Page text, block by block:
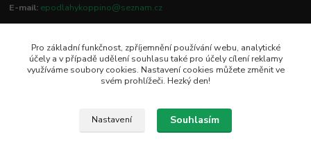
E-mail: epodlahykoppino@seznam.cz
Prodejna/vzorkovna:
Studio Podlah
Mírové náměstí 16/15
Pro základní funkčnost, zpříjemnění používání webu, analytické
účely a v případě udělení souhlasu také pro účely cílení reklamy
využíváme soubory cookies. Nastavení cookies můžete změnit ve
svém prohlížeči. Hezký den!
Nastavení Souhlasím